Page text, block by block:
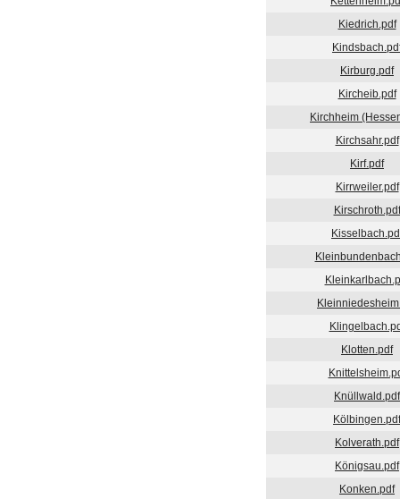
Kiedrich.pdf
Kirburg.pdf
Kircheib.pdf
Kirchheim
Kirchsahr.pdf
Kirf.pdf
Kirrweiler.pdf
Kirschroth.pdf
Klotten.pdf
Knüllwald.pdf
Kölbingen.pdf
Kolverath.pdf
Königsau.pdf
Konken.pdf